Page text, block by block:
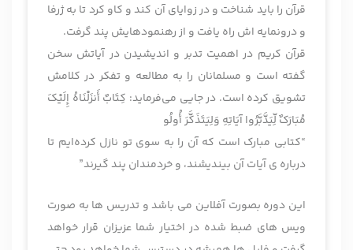
قرآن را باید شناخت و در زوایای آن کند و کاو کرد تا به ژرفا
و درونمایه‌ اش راه یافت و از رهنمودهایش پند گرفت.
قرآن کریم در اهمیت تدبر و اندیشیدن در آیاتش سخن
گفته است و مسلمانان را به مطالعه و تفکر در کلامش
تشویق کرده است. در جایی می‌فرماید: کِتَابٌ أَنزَلْنَاهُ إِلَیْکَ
مُبَارَ‌کٌ لِّیَدَّبَّرُ‌وا آیَاتِهِ وَلِیَتَذَکَّرَ‌ أُولُو
“کتابى مبارک است که آن را به سوى تو نازل کرده‌ایم تا
درباره ی آیات آن بیندیشند، و خردمندان پند گیرند”
این دوره بصورت آفلاین می باشد و تدریس ها به صورت
ویس های ضبط شده در اختیار شما عزیزان قرار خواهد